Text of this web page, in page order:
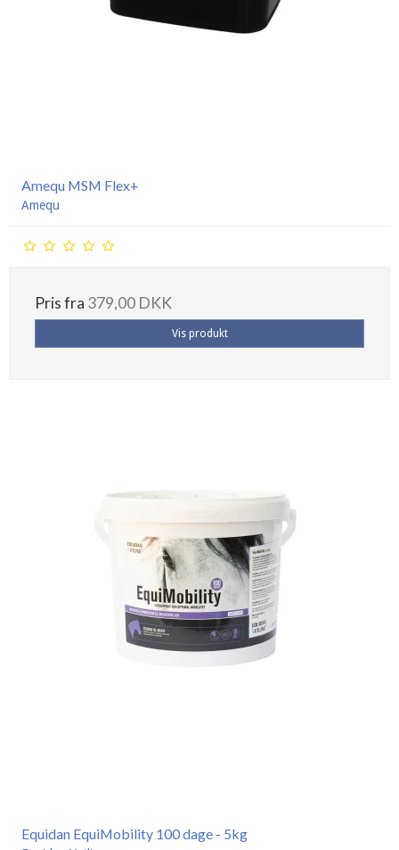
Amequ MSM Flex+
Amequ
Pris fra 379,00 DKK
Vis produkt
Equidan EquiMobility 100 dage - 5kg